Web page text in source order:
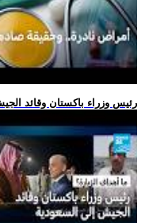
.. رئيس وزراء باكستان وقائد